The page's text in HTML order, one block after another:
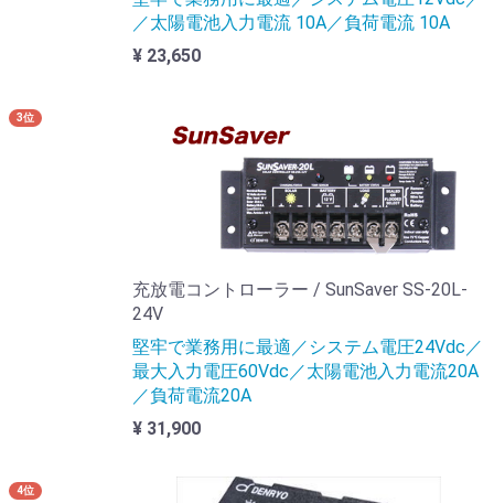
／太陽電池入力電流 10A／負荷電流 10A
¥ 23,650
3位
充放電コントローラー / SunSaver SS-20L-
24V
堅牢で業務用に最適／システム電圧24Vdc／
最大入力電圧60Vdc／太陽電池入力電流20A
／負荷電流20A
¥ 31,900
4位